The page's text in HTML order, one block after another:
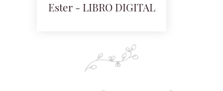
Ester - LIBRO DIGITAL